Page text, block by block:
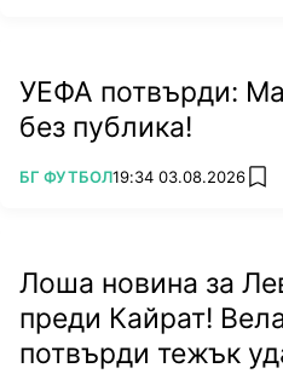
УЕФА потвърди:
без публика!
ПОВЕЧЕ ОТ
БГ ФУТБОЛ19:34 03.08.2026
Лоша новина за
преди Кайрат!
потвърди тежък